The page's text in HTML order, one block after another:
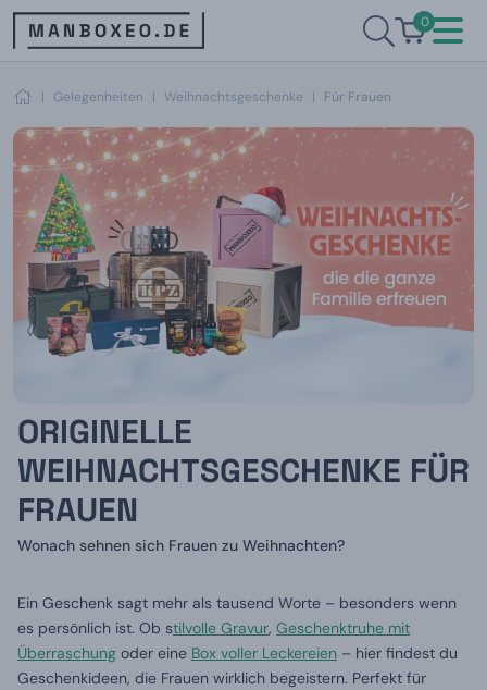
0
| Gelegenheiten | Weihnachtsgeschenke | Für Frauen
ORIGINELLE
WEIHNACHTSGESCHENKE FÜR
FRAUEN
Wonach sehnen sich Frauen zu Weihnachten?
Ein Geschenk sagt mehr als tausend Worte – besonders wenn
es persönlich ist. Ob stilvolle Gravur, Geschenktruhe mit
Überraschung oder eine Box voller Leckereien – hier findest du
Geschenkideen, die Frauen wirklich begeistern. Perfekt für